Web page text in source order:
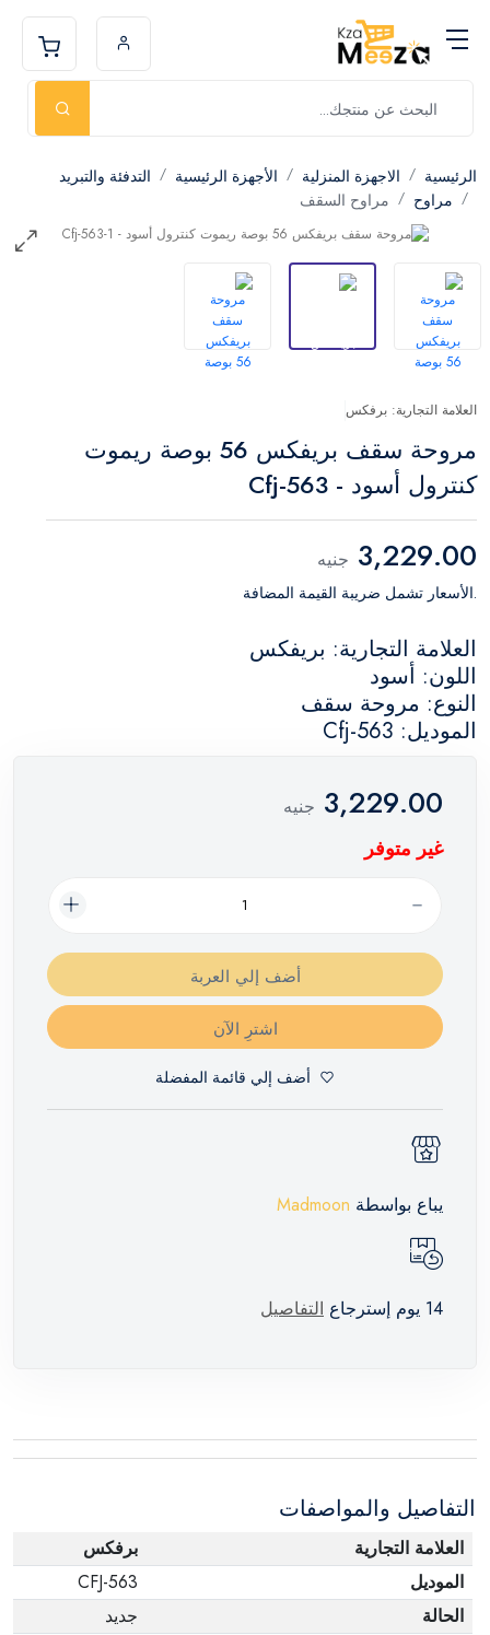
الرئيسية الاجهزة المنزلية الأجهزة الرئيسية
التدفئة والتبريد
مراوح
مراوح السقف
العلامة التجارية: برفكس
مروحة سقف بريفكس 56 بوصة ريموت
كنترول أسود - Cfj-563
3,229.00 جنيه
.الأسعار تشمل ضريبة القيمة المضافة
العلامة التجارية: بريفكس
اللون: أسود
النوع: مروحة سقف
الموديل: Cfj-563
3,229.00 جنيه
غير متوفر
أضف إلي العربة
اشترِ الآن
أضف إلي قائمة المفضلة
يباع بواسطة Madmoon
14 يوم إسترجاع التفاصيل
التفاصيل والمواصفات
العلامة التجارية
برفكس
الموديل
CFJ-563
الحالة
جديد